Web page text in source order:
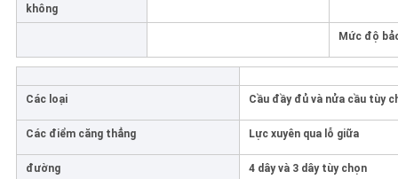
không
Mức độ
Các loại Cầu đầy đủ và nửa cầu tùy
Các điểm căng thẳng Lực xuyên qua lỗ giữa
đường 4 dây và 3 dây tùy chọn